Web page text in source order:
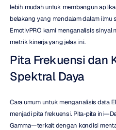
lebih mudah untuk membangun
belakang yang mendalam dalam ilmu
EmotivPRO kami menganalisis sinyal
metrik kinerja yang jelas ini.
Pita Frekuensi dan
Spektral Daya
Cara umum untuk menganalisis data
menjadi pita frekuensi. Pita-pita
Gamma—terkait dengan kondisi